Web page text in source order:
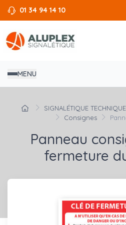
01 34 94 14 10
MENU
SIGNALÉTIQUE TECHNIQUE
Consignes
Panneau
fermeture